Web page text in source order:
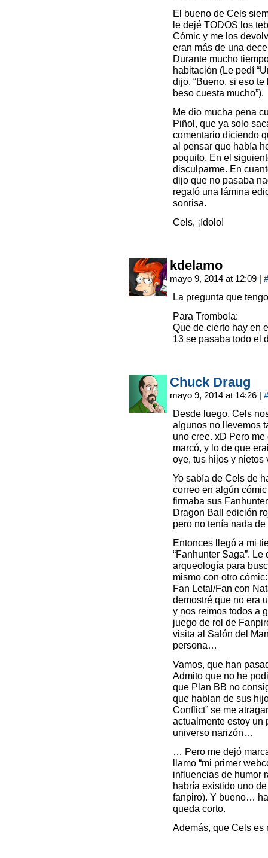
El bueno de Cels
le dejé TODOS los
Cómic y me los
eran más de una
Durante mucho
habitación (Le pedí
dijo, “Bueno, si eso
beso cuesta mucho”).
Me dio mucha pena
Piñol, que ya solo
comentario diciendo
al pensar que había
poquito. En el
disculparme. En
dijo que no pasaba
regaló una lámina
sonrisa.
Cels, ¡ídolo!
kdelamo
mayo 9, 2014 at 12:09 | #
La pregunta que
Para Trombola:
Que de cierto hay en
13 se pasaba todo el
Chuck Draug
mayo 9, 2014 at 14:26 | #
Desde luego, Cels
algunos no llevemos
uno cree. xD Pero
marcó, y lo de que
oye, tus hijos y nietos
Yo sabía de Cels de
correo en algún
firmaba sus
Dragon Ball edición
pero no tenía nada
Entonces llegó a mi
“Fanhunter Saga”.
arqueología para
mismo con otro
Fan Letal/Fan con
demostré que no era
y nos reímos todos a
juego de rol de
visita al Salón del
persona…
Vamos, que han
Admito que no he
que Plan BB no
que hablan de sus
Conflict” se me
actualmente estoy un
universo narizón…
… Pero me dejó
llamo “mi primer
influencias de humor
habría existido uno
fanpiro). Y bueno…
queda corto.
Además, que Cels es